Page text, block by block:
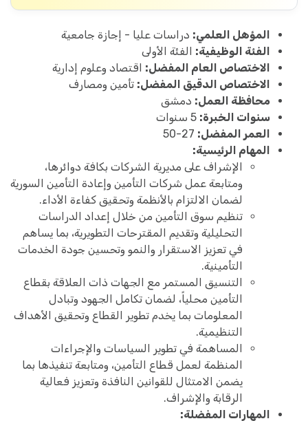
المؤهل العلمي: دراسات عليا - إجازة جامعية
الفئة الوظيفية: الفئة الأولى
الاختصاص العام المفضل: اقتصاد وعلوم إدارية
الاختصاص الدقيق المفضل: تأمين ومصارف
محافظة العمل: دمشق
سنوات الخبرة:
العمر المفضل:
المهام الرئيسية:
الإشراف على مديرية الشركات بكافة دوائرها،
ومتابعة عمل شركات التأمين وإعادة التأمين السورية
لضمان الالتزام بالأنظمة وتحقيق كفاءة الأداء.
تنظيم سوق التأمين من خلال إعداد الدراسات
التحليلية وتقديم المقترحات التطويرية، بما يساهم
في تعزيز الاستقرار والنمو وتحسين جودة الخدمات
التأمينية.
التنسيق المستمر مع الجهات ذات العلاقة بقطاع
التأمين محلياً، لضمان تكامل الجهود وتبادل
المعلومات بما يخدم تطوير القطاع وتحقيق الأهداف
التنظيمية.
المساهمة في تطوير السياسات والإجراءات
المنظمة لعمل قطاع التأمين، ومتابعة تنفيذها بما
يضمن الامتثال للقوانين النافذة وتعزيز فعالية
الرقابة والإشراف.
المهارات المفضلة: